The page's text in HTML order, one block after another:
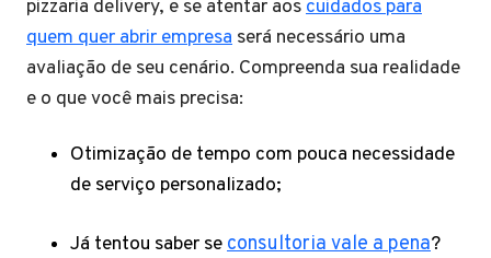
pizzaria delivery, e se atentar aoscuidados para
quem quer abrir empresa será necessário uma
avaliação de seu cenário. Compreenda sua realidade
e o que você mais precisa:
Otimização de tempo com pouca necessidade
de serviço personalizado;
Já tentou saber seconsultoria vale a pena?